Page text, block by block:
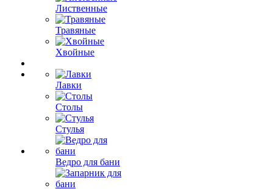
Лиственные
Травяные
Хвойные
Лавки
Столы
Стулья
Ведро для бани